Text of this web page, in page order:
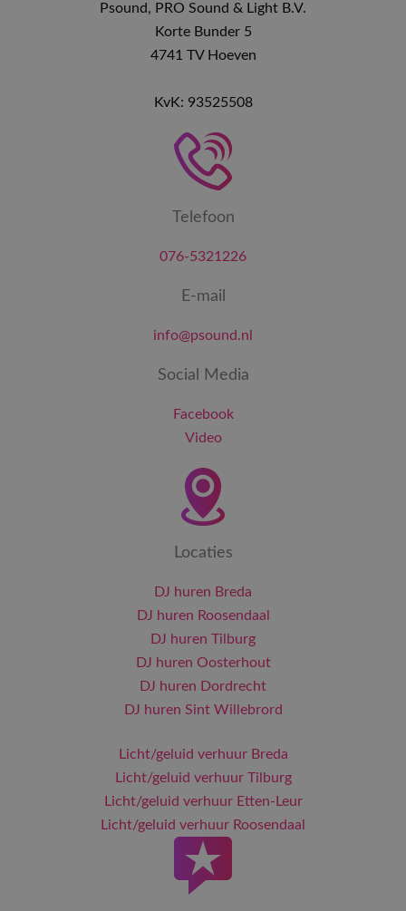
Psound, PRO Sound & Light B.V.
Korte Bunder 5
4741 TV Hoeven
KvK: 93525508
Telefoon
076-5321226
E-mail
info@psound.nl
Social Media
Facebook
Video
Locaties
DJ huren Breda
DJ huren Roosendaal
DJ huren Tilburg
DJ huren Oosterhout
DJ huren Dordrecht
DJ huren Sint Willebrord
Licht/geluid verhuur Breda
Licht/geluid verhuur Tilburg
Licht/geluid verhuur Etten-Leur
Licht/geluid verhuur Roosendaal